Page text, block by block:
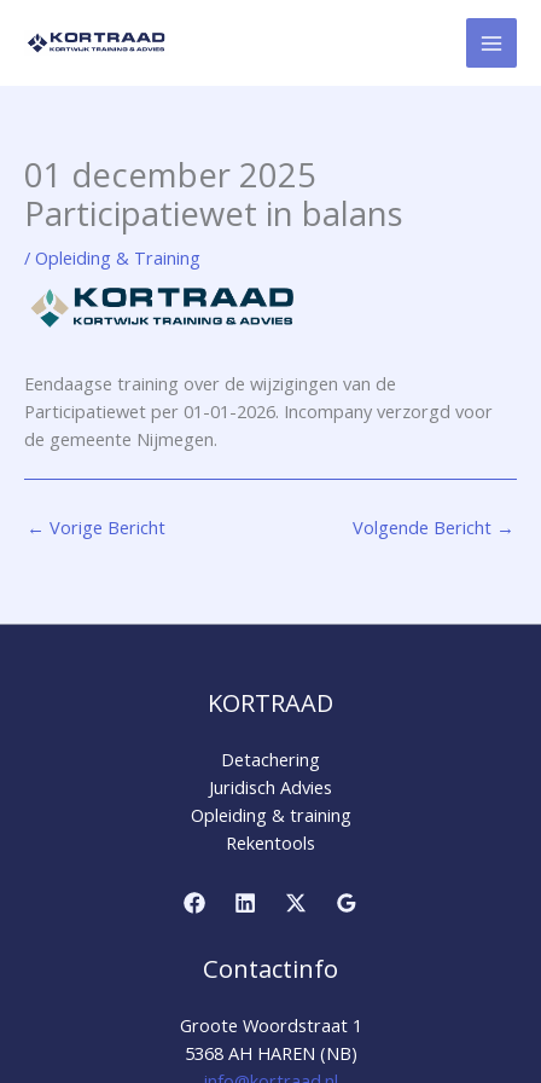
naar
01 december 2025
Participatiewet in balans
/ Opleiding & Training
Eendaagse training over de wijzigingen van de
Participatiewet per 01-01-2026. Incompany verzorgd voor
de gemeente Nijmegen.
← Vorige Bericht Volgende Bericht →
KORTRAAD
Detachering
Juridisch Advies
Opleiding & training
Rekentools
Contactinfo
Groote Woordstraat 1
5368 AH HAREN (NB)